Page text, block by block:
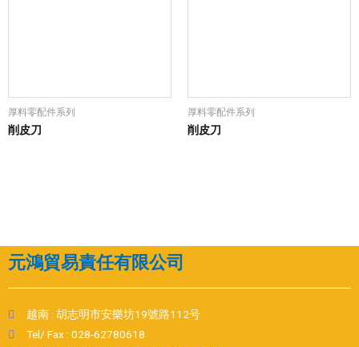
厚料零配件系列
削皮刀
厚料零配件系列
削皮刀
元鴻貿易責任有限公司
越南 : 胡志明市安樂坊19號路112号
Tel/ Fax : 028-62780618